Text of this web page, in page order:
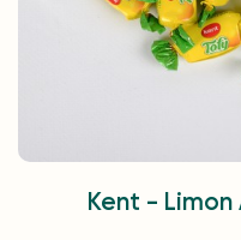
Kent - Limon